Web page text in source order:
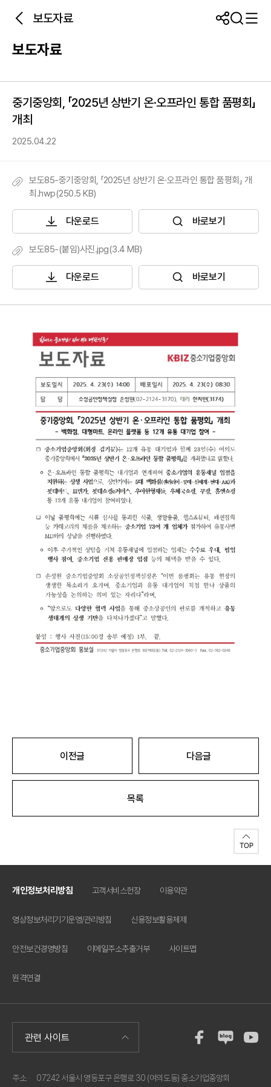
보도자료
보도자료
중기중앙회, 「2025년 상반기 온·오프라인 통합 품평회」
개최
2025.04.22
보도85-중기중앙회, 「2025년 상반기 온·오프라인 통합 품평회」 개
최.hwp(250.5 KB)
다운로드 바로보기
보도85-(붙임)사진.jpg(3.4 MB)
다운로드 바로보기
이전글 다음글
목록
개인정보처리방침 고객서비스헌장 이용약관
영상정보처리기기운영/관리방침 신용정보활용체제
안전보건경영방침 이메일주소추출거부 사이트맵
원격연결
주소 · 07242 서울시 영등포구 은행로 30 (여의도동) 중소기업중앙회